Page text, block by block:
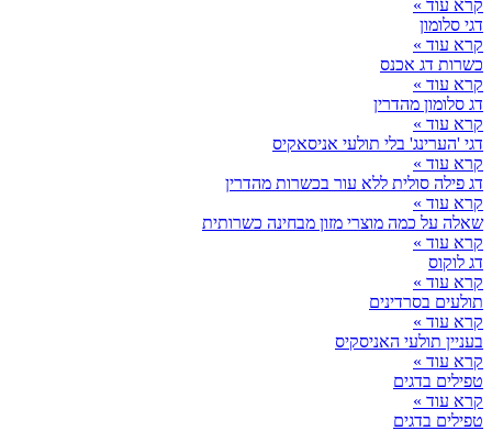
קרא עוד »
דגי סלומון
קרא עוד »
כשרות דג אכנס
קרא עוד »
דג סלומון מהדרין
קרא עוד »
דגי 'הערינג' בלי תולעי אניסאקיס
קרא עוד »
דג פילה סולית ללא עור בכשרות מהדרין
קרא עוד »
שאלה על כמה מוצרי מזון מבחינה כשרותית
קרא עוד »
דג לוקוס
קרא עוד »
תולעים בסרדינים
קרא עוד »
בעניין תולעי האניסקיס
קרא עוד »
טפילים בדגים
קרא עוד »
טפילים בדגים